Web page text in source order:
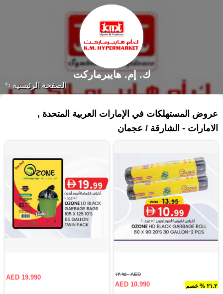
الصفحة الرئيسية
ك. إم. هايبرماركت
عروض المستهلكات في الإمارات العربية المتحدة ,
الامارات - الشارقة / عجمان
٢١.٢ % خصم
AED ١٣.٩٥٠
AED 10.990
AED 19.990